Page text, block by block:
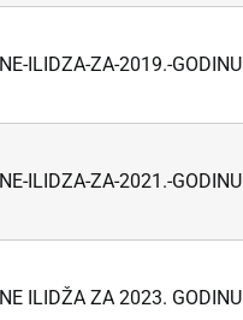
ILIDZA-ZA-2019.-GODINU
ILIDZA-ZA-2021.-GODINU
ILIDŽA ZA 2023. GODINU